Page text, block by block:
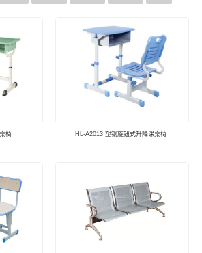
椅 HL-A2013 塑钢旋钮式升降课桌椅